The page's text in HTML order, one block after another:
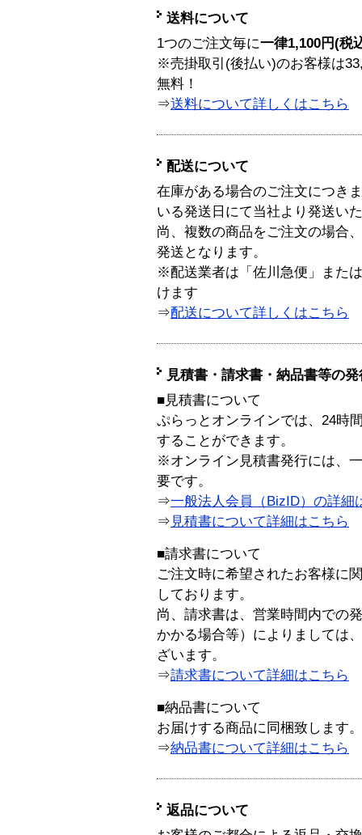
送料について
1つのご注文毎に一律1,100円(税
※売掛取引(後払い)のお客様は
無料！
⇒送料について詳しくはこちら
配送について
在庫がある場合のご注文につき
いる発送日にて当社より発送い
尚、複数の商品をご注文の場合
発送となります。
※配送業者は「佐川急便」また
けます
⇒配送について詳しくはこちら
見積書・請求書・納品書等の
■見積書について
ぷらっとオンラインでは、24時
することができます。
※オンライン見積書発行には、
要です。
⇒一般法人会員（BizID）の詳細
⇒ 見積書について詳細はこちら
■請求書について
ご注文時に希望されたお客様に
しております。
尚、請求書は、営業時間内での
かかる場合等）によりましては
ざいます。
⇒請求書について詳細はこちら
■納品書について
お届けする商品に同梱致します。
⇒納品書について詳細はこちら
返品について